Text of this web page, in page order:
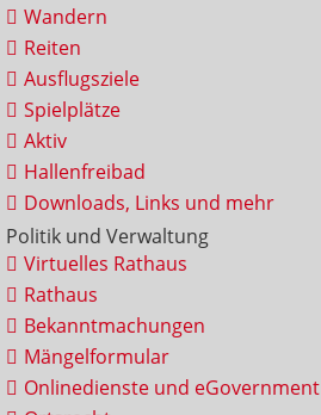
Wandern
Reiten
Ausflugsziele
Spielplätze
Aktiv
Hallenfreibad
Downloads, Links und mehr
Politik und Verwaltung
Virtuelles Rathaus
Rathaus
Bekanntmachungen
Mängelformular
Onlinedienste und eGovernment